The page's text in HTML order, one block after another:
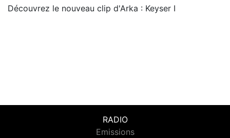
Découvrez le nouveau clip d'Arka : Keyser I
RADIO
Emissions